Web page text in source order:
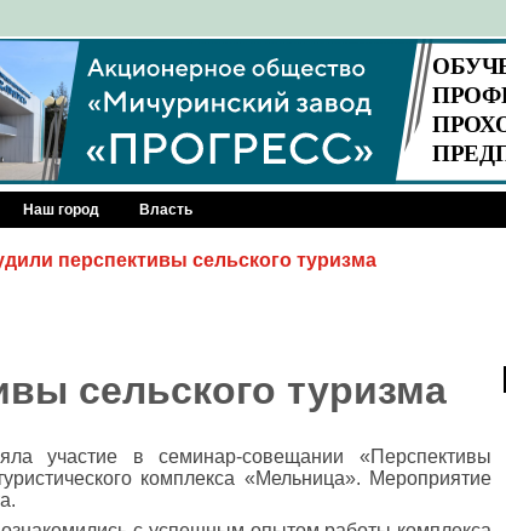
Наш город Власть
перспективы сельского туризма
сельского туризма
участие в семинар-совещании «Перспективы
комплекса «Мельница». Мероприятие